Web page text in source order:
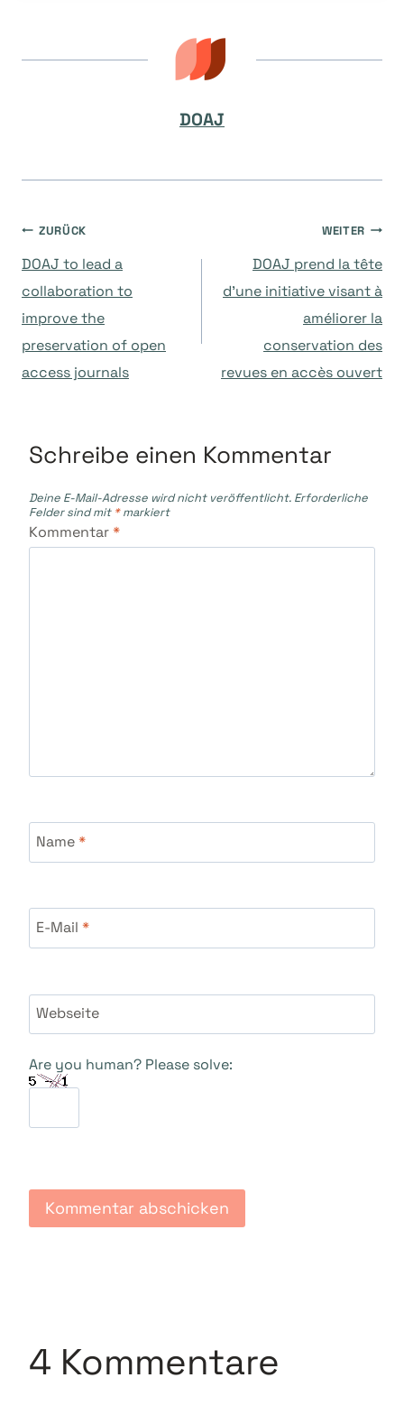
DOAJ
Beitragsnavigation
ZURÜCK
DOAJ to lead a
collaboration to
improve the
preservation of open
access journals
WEITER
DOAJ prend la tête
d’une initiative visant à
améliorer la
conservation des
revues en accès ouvert
Schreibe einen Kommentar
Deine E-Mail-Adresse wird nicht veröffentlicht. Erforderliche
Felder sind mit *markiert
Kommentar*
Name*
E-Mail *
Webseite
Are you human? Please solve:
4 Kommentare